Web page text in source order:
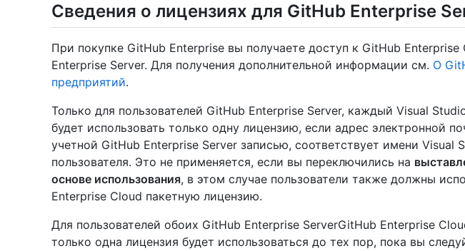
Сведения о лицензиях для GitHub Enterprise
При покупке GitHub Enterprise вы получаете доступ к GitHub Enterprise
Enterprise Server. Для получения дополнительной информации см. О
предприятий.
Только для пользователей GitHub Enterprise Server, каждый Visual
будет использовать только одну лицензию, если адрес электронной
учетной GitHub Enterprise Server записью, соответствует имени Visual
пользователя. Это не применяется, если вы переключились на
основе использования, в этом случае пользователи также должны
Enterprise Cloud пакетную лицензию.
Для пользователей обоих GitHub Enterprise ServerGitHub Enterprise
только одна лицензия будет использоваться до тех пор, пока вы